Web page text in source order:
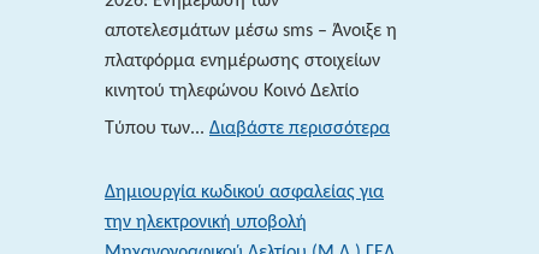
αποτελεσμάτων μέσω sms – Άνοιξε η
πλατφόρμα ενημέρωσης στοιχείων
κινητού τηλεφώνου Κοινό Δελτίο
Τύπου των... Διαβάστε περισσότερα
Εξετάσεις
Δημιουργία κωδικού ασφαλείας για
την ηλεκτρονική υποβολή